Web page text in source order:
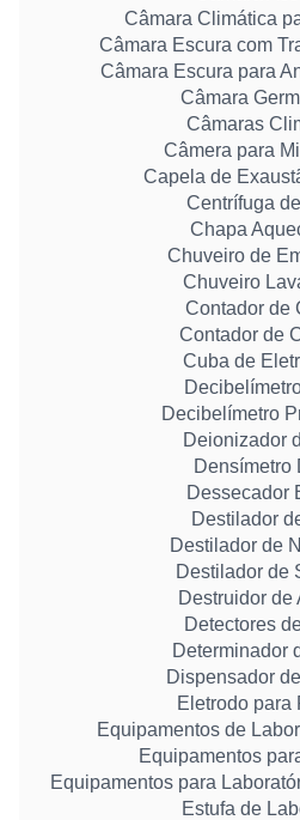
Câmara Climática
Câmara Escura com
Câmara Escura para
Câmara
Câmaras
Câmera para
Capela de
Centrífuga
Chapa
Chuveiro de
Chuveiro
Contador de
Contador de
Cuba de
Decibelímetro
Deionizador
Densímetro
Dessecador
Destilador
Destilador de
Destilador de
Destruidor de
Detectores
Determinador
Dispensador
Eletrodo para
Equipamentos de
Equipamentos
Equipamentos para
Estufa de